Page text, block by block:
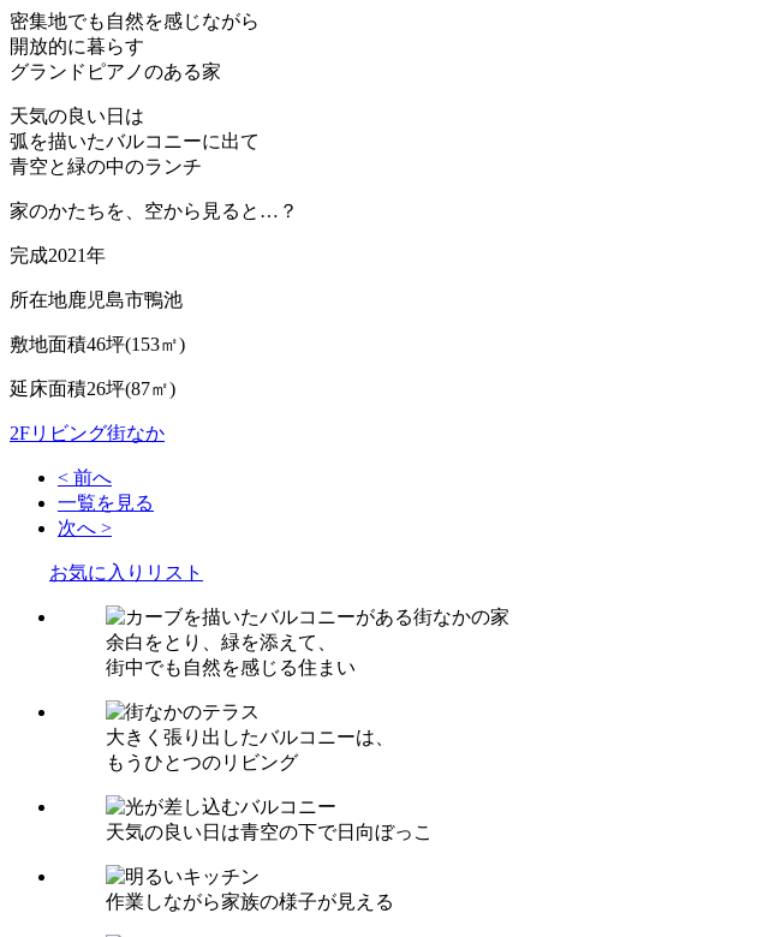
密集地でも自然を感じながら
開放的に暮らす
グランドピアノのある家
天気の良い日は
弧を描いたバルコニーに出て
青空と緑の中のランチ
家のかたちを、空から見ると…？
完成2021年
所在地鹿児島市鴨池
敷地面積46坪(153㎡)
延床面積26坪(87㎡)
2Fリビング街なか
< 前へ
一覧を見る
次へ >
お気に入りリスト
余白をとり、緑を添えて、
街中でも自然を感じる住まい
大きく張り出したバルコニーは、
もうひとつのリビング
天気の良い日は青空の下で日向ぼっこ
作業しながら家族の様子が見える